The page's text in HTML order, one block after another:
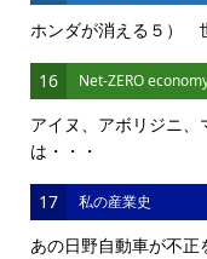
ホンダが消える５）
16 Net-ZERO
アイヌ、アボリジニ
は・・・
17 私の産業史
あの日野自動車が不正